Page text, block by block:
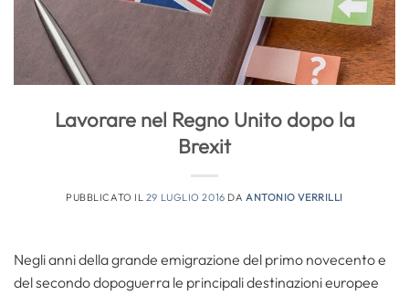
Lavorare nel Regno Unito dopo la
Brexit
PUBBLICATO IL 29 LUGLIO 2016 DA ANTONIO VERRILLI
Negli anni della grande emigrazione del primo novecento e
del secondo dopoguerra le principali destinazioni europee